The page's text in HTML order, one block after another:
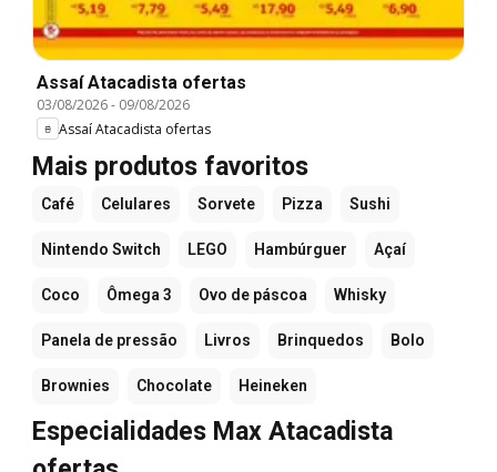
Assaí Atacadista ofertas
03/08/2026- 09/08/2026
Assaí Atacadista ofertas
Mais produtos favoritos
Café Celulares Sorvete Pizza Sushi
Nintendo Switch LEGO Hambúrguer Açaí
Coco Ômega 3 Ovo de páscoa Whisky
Panela de pressão Livros Brinquedos Bolo
Brownies Chocolate Heineken
Especialidades Max Atacadista